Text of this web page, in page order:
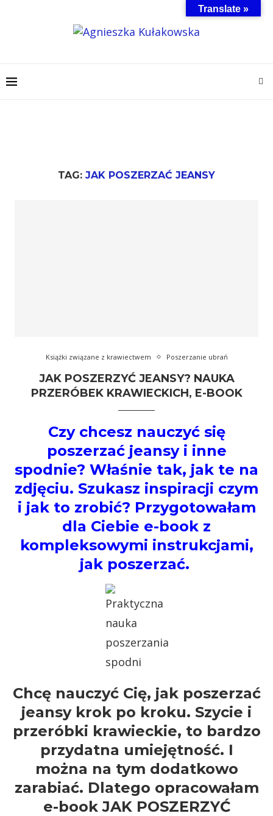
TAG: JAK POSZERZAĆ JEANSY
Książki związane z krawiectwem Poszerzanie ubrań
JAK POSZERZYĆ JEANSY? NAUKA
PRZERÓBEK KRAWIECKICH, E-BOOK
Czy chcesz nauczyć się
poszerzać jeansy i inne
spodnie? Właśnie tak, jak te na
zdjęciu. Szukasz inspiracji czym
i jak to zrobić? Przygotowałam
dla Ciebie e-book z
kompleksowymi instrukcjami,
jak poszerzać.
Chcę nauczyć Cię, jak poszerzać
jeansy krok po kroku. Szycie i
przeróbki krawieckie, to bardzo
przydatna umiejętność. I
można na tym dodatkowo
zarabiać. Dlatego opracowałam
e-book JAK POSZERZYĆ
Translate »